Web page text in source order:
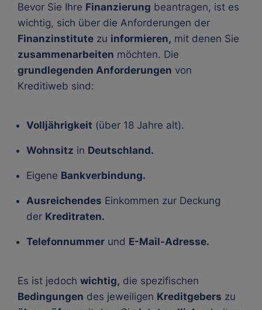
Bevor Sie Ihre Finanzierung beantragen, ist es
wichtig, sich über die Anforderungen der
Finanzinstitute zu informieren, mit denen Sie
zusammenarbeiten möchten. Die
grundlegenden Anforderungen von
Kreditiweb sind:
Volljährigkeit (über 18 Jahre alt).
Wohnsitz in Deutschland.
Eigene Bankverbindung.
Ausreichendes Einkommen zur Deckung
der Kreditraten.
Telefonnummer und E-Mail-Adresse.
Es ist jedoch wichtig, die spezifischen
Bedingungen des jeweiligen Kreditgebers zu